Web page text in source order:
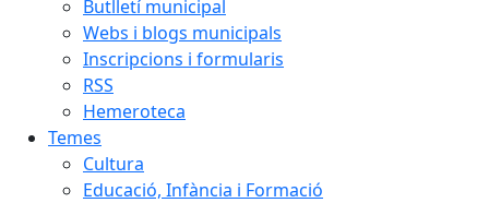
Butlletí municipal
Webs i blogs municipals
Inscripcions i formularis
RSS
Hemeroteca
Temes
Cultura
Educació, Infància i Formació